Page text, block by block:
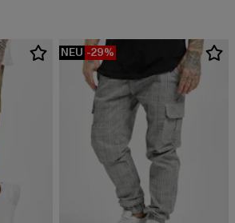
NEU -29%